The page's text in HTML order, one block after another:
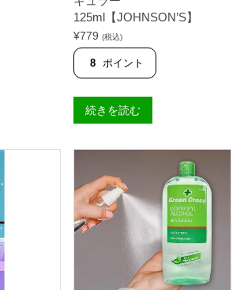
125ml【JOHNSON’S】
¥779 (税込)
8 ポイント
続きを読む